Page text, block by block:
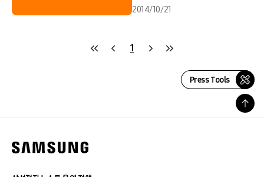
2014/10/21
1
Press Tools